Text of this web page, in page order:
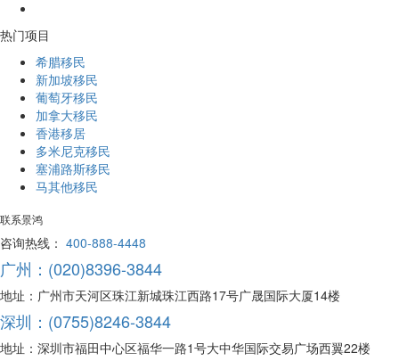
热门项目
希腊移民
新加坡移民
葡萄牙移民
加拿大移民
香港移居
多米尼克移民
塞浦路斯移民
马其他移民
联系景鸿
咨询热线： 400-888-4448
广州：(020)8396-3844
地址：广州市天河区珠江新城珠江西路17号广晟国际大厦14楼
深圳：(0755)8246-3844
地址：深圳市福田中心区福华一路1号大中华国际交易广场西翼22楼